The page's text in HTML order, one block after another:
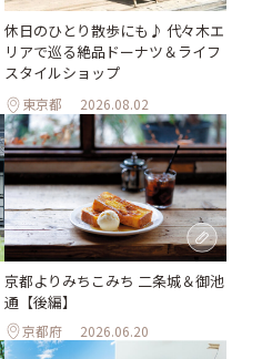
休日のひとり散歩にも♪ 代々木エ
リアで巡る絶品ドーナツ＆ライフ
スタイルショップ
東京都 2026.08.02
京都よりみちこみち 二条城＆御池
通【後編】
京都府 2026.06.20